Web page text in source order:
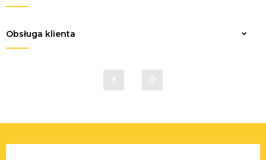
sklep@elektrykaenergy.pl
Obsługa klienta